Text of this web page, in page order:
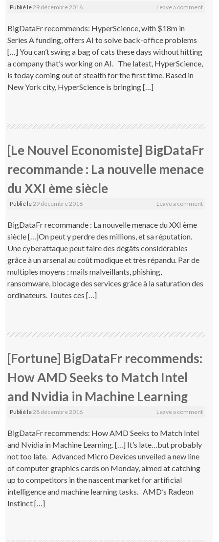
Publié le 29 décembre 2016 Leave a comment
BigDataFr recommends: HyperScience, with $18m in
Series A funding, offers AI to solve back-office problems
[…] You can’t swing a bag of cats these days without hitting
a company that’s working on AI. The latest, HyperScience,
is today coming out of stealth for the first time. Based in
New York city, HyperScience is bringing […]
[Le Nouvel Economiste] BigDataFr
recommande : La nouvelle menace
du XXI ème siècle
Publié le 29 décembre 2016 Leave a comment
BigDataFr recommande : La nouvelle menace du XXI ème
siècle […]On peut y perdre des millions, et sa réputation.
Une cyberattaque peut faire des dégâts considérables
grâce à un arsenal au coût modique et très répandu. Par de
multiples moyens : mails malveillants, phishing,
ransomware, blocage des services grâce à la saturation des
ordinateurs. Toutes ces […]
[Fortune] BigDataFr recommends:
How AMD Seeks to Match Intel
and Nvidia in Machine Learning
Publié le 28 décembre 2016 Leave a comment
BigDataFr recommends: How AMD Seeks to Match Intel
and Nvidia in Machine Learning. […] It’s late…but probably
not too late. Advanced Micro Devices unveiled a new line
of computer graphics cards on Monday, aimed at catching
up to competitors in the nascent market for artificial
intelligence and machine learning tasks. AMD’s Radeon
Instinct […]